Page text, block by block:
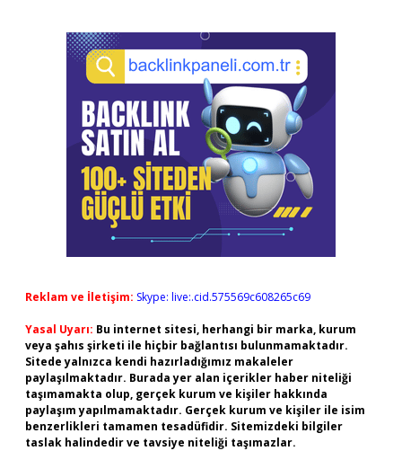
Reklam ve İletişim: Skype: live:.cid.575569c608265c69
Yasal Uyarı: Bu internet sitesi, herhangi bir marka, kurum
veya şahıs şirketi ile hiçbir bağlantısı bulunmamaktadır.
Sitede yalnızca kendi hazırladığımız makaleler
paylaşılmaktadır. Burada yer alan içerikler haber niteliği
taşımamakta olup, gerçek kurum ve kişiler hakkında
paylaşım yapılmamaktadır. Gerçek kurum ve kişiler ile isim
benzerlikleri tamamen tesadüfidir. Sitemizdeki bilgiler
taslak halindedir ve tavsiye niteliği taşımazlar.